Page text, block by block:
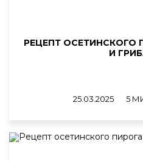
РЕЦЕПТ ОСЕТИНСКОГО
И
25.03.2025 5